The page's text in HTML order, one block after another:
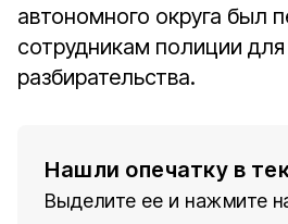
автономного округа был
сотрудникам полиции
разбирательства.
Нашли опечатку в
Выделите ее и нажмите